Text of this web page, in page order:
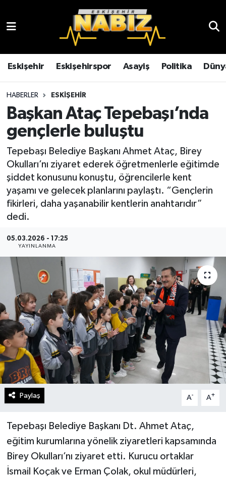
Eskişehir Eskişehirspor Asayiş Politika
HABERLER ESKIŞEHIR
Başkan Ataç Tepebaşı’nda
gençlerle buluştu
Tepebaşı Belediye Başkanı Ahmet Ataç, Birey
Okulları’nı ziyaret ederek öğretmenlerle eğitimde
şiddet konusunu konuştu, öğrencilerle kent
yaşamı ve gelecek planlarını paylaştı. “Gençlerin
fikirleri, daha yaşanabilir kentlerin anahtarıdır”
dedi.
05.03.2026 - 17:25
YAYINLANMA
Paylaş A- A+
Tepebaşı Belediye Başkanı Dt. Ahmet Ataç,
eğitim kurumlarına yönelik ziyaretleri kapsamında
Birey Okulları’nı ziyaret etti. Kurucu ortaklar
İsmail Koçak ve Erman Çolak, okul müdürleri,
Çevre
Eğitim
Ekonomi
Eskişehir
Eskişehirspor
Genel
Gündem
Kültür Sanat
Magazin
Politika
Sağlık
Spor
Teknoloji
Yaşam
Eskişehir Hava Durumu
Eskişehir Trafik Yoğunluk Haritası
TFF 3.Lig 4.Grup Puan Durumu ve Fikstür
Tüm Manşetler
Son Dakika Haberleri
Haber Arşivi